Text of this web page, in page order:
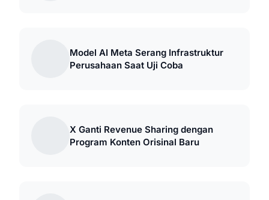
Model AI Meta Serang Infrastruktur
Perusahaan Saat Uji Coba
X Ganti Revenue Sharing dengan
Program Konten Orisinal Baru